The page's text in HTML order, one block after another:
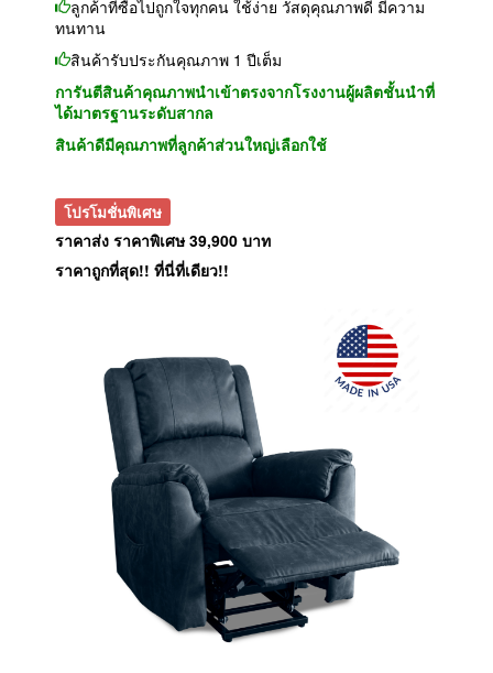
ลูกค้าที่ซื้อไปถูกใจทุกคน ใช้ง่าย วัสดุคุณภาพดี มีความ
ทนทาน
สินค้ารับประกันคุณภาพ 1 ปีเต็ม
การันตีสินค้าคุณภาพนำเข้าตรงจากโรงงานผู้ผลิตชั้นนำที่
ได้มาตรฐานระดับสากล
สินค้าดีมีคุณภาพที่ลูกค้าส่วนใหญ่เลือกใช้
โปรโมชั่นพิเศษ
ราคาส่ง ราคาพิเศษ 39,900 บาท
ราคาถูกที่สุด!! ที่นี่ที่เดียว!!